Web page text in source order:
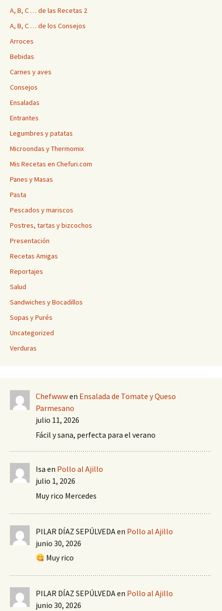
A, B, C … de las Recetas 2
A, B, C … de los Consejos
Arroces
Bebidas
Carnes y aves
Consejos
Ensaladas
Entrantes
Legumbres y patatas
Microondas y Thermomix
Mis Recetas en Chefuri.com
Panes y Masas
Pasta
Pescados y mariscos
Postres, tartas y bizcochos
Presentación
Recetas Amigas
Reportajes
Salud
Sandwiches y Bocadillos
Sopas y Purés
Uncategorized
Verduras
Chefwwwen Ensalada de Tomate y Queso
Parmesano
julio 11, 2026
Fácil y sana, perfecta para el verano
Isa en Pollo al Ajillo
julio 1, 2026
Muy rico Mercedes
PILAR DÍAZ SEPÚLVEDAen Pollo al Ajillo
junio 30, 2026
Muy rico
PILAR DÍAZ SEPÚLVEDAen Pollo al Ajillo
junio 30, 2026